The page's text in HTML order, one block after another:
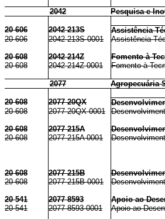
2042 Pesquisa e
20 606 2042 213S
Assistência
20 606
2042 213S 0001
Assistência
20 608
2042 214Z
Fomento à
20 608
2042 214Z 0001 Fomento à
2077 Agropecuária
20 608 2077 20QX
20 608
2077 20QX 0001
20 608
2077 215A
20 608
2077 215A 0001
20 608 2077 215B
20 608
2077 215B 0001
20 541
2077 8593
Apoio ao
20 541
2077 8593 0001
Apoio ao